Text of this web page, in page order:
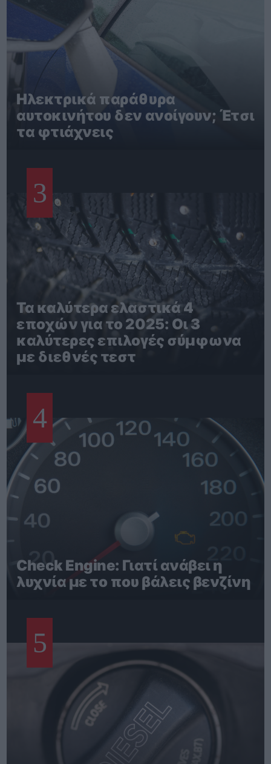
Ηλεκτρικά παράθυρα
αυτοκινήτου δεν ανοίγουν; Έτσι
τα φτιάχνεις
3
Τα καλύτερα ελαστικά 4
εποχών για το 2025: Οι 3
καλύτερες επιλογές σύμφωνα
με διεθνές τεστ
4
Check Engine: Γιατί ανάβει η
λυχνία με το που βάλεις βενζίνη
5